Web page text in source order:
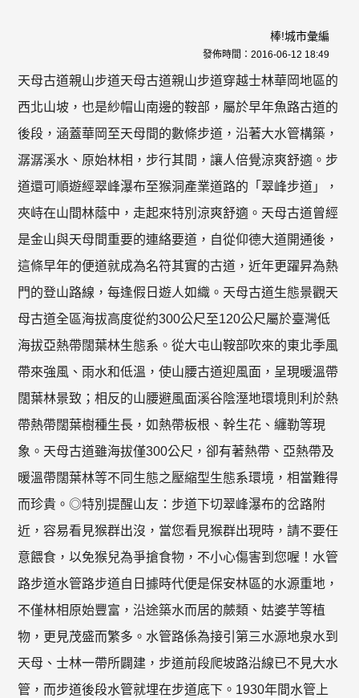
棒!城市彙編
發佈時間： 2016-06-12 18:49
天母古道親山步道天母古道親山步道穿越士林華岡地區的
西北山坡，也是紗帽山南邊的鞍部，屬於早年魚路古道的
後段，涵蓋華岡至天母間的數條步道，沿著大水管構築，
潺潺溪水、原始林相，步行其間，讓人倍覺涼爽舒適。步
道還可順遊經翠峰瀑布至猴洞產業道路的「翠峰步道」，
夾峙在山間林蔭中，走起來特別涼爽舒適。天母古道曾經
是金山與天母間重要的連絡要道，自從仰德大道開通後，
這條早年的便道就成為名符其實的古道，近年更躍昇為熱
門的登山路線，每逢假日遊人如織。天母古道生態景觀天
母古道全區海拔高度從約300公尺至120公尺屬於臺灣低
海拔亞熱帶闊葉林生態系。從大屯山鞍部吹來的東北季風
帶來強風、雨水和低溫，使山腰古道迎風面，呈現暖溫帶
闊葉林景致；相反的山腰避風面溪谷陰溼地環境則利於熱
帶熱帶闊葉樹種生長，如熱帶板根、幹生花、纏勒等現
象。天母古道雖海拔僅300公尺，卻有著熱帶、亞熱帶及
暖溫帶闊葉林等不同生態之壓縮型生態系環境，相當難得
而珍貴。◎特別提醒山友：步道下切翠峰瀑布的岔路附
近，容易看見猴群出沒，當您看見猴群出現時，請不要任
意餵食，以免猴兒為爭搶食物，不小心傷害到您喔！水管
路步道水管路步道自日據時代便是保安林區的水源重地，
不僅林相原始豐富，沿途築水而居的蕨類、姑婆芋等植
物，更見茂盛而繁多。水管路係為接引第三水源地泉水到
天母、士林一帶所闢建，步道前段爬坡路沿線已不見大水
管，而步道後段水管就埋在步道底下。1930年間水管上